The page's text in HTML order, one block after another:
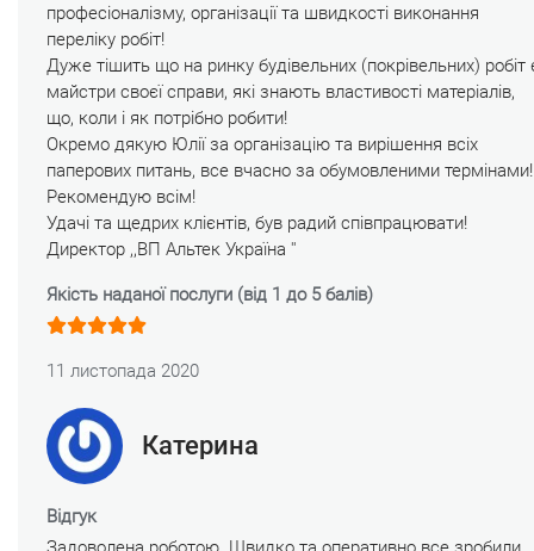
професіоналізму, організації та швидкості виконання
переліку робіт!
Дуже тішить що на ринку будівельних (покрівельних) робіт
майстри своєї справи, які знають властивості матеріалів,
що, коли і як потрібно робити!
Окремо дякую Юлії за організацію та вирішення всіх
паперових питань, все вчасно за обумовленими термінами!
Рекомендую всім!
Удачі та щедрих клієнтів, був радий співпрацювати!
Директор ,,ВП Альтек Україна ''
Якість наданої послуги (від 1 до 5 балів)
11 листопада 2020
Катерина
Відгук